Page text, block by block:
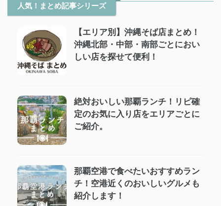
人気！まとめ記事シリーズ
【エリア別】沖縄そば店まとめ！
沖縄北部・中部・南部ごとにおい
しい店を探せて便利！
絶対おいしい那覇ランチ！リピ確
定のお気に入り店をエリアごとに
ご紹介。
那覇空港で食べたいおすすめラン
チ！空港近くのおいしいグルメも
紹介します！